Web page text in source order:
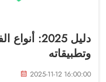
دليل 2025:
وتطبيقاته
2025-11-12 16:00:00